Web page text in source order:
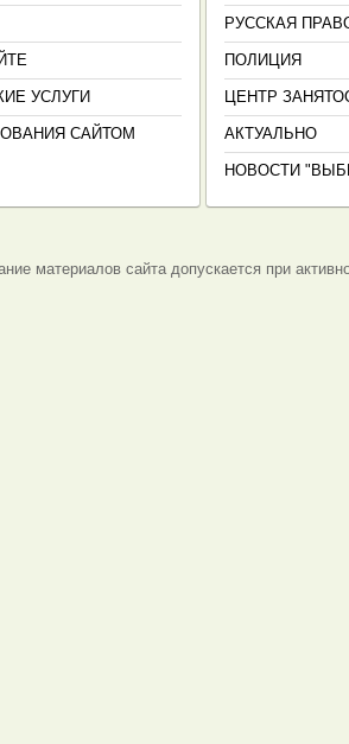
УСЛУГИ
САЙТОМ
РУССКАЯ
ПОЛИЦИЯ
ЦЕНТР
АКТУАЛЬНО
НОВОСТИ
материалов сайта допускается при